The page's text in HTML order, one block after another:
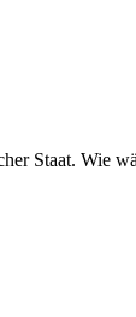
Staat. Wie